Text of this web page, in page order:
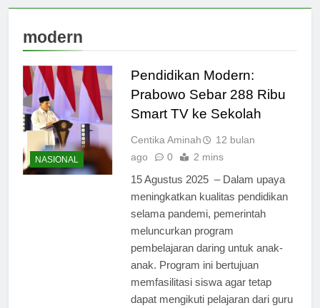
modern
NASIONAL
Pendidikan Modern:
Prabowo Sebar 288 Ribu
Smart TV ke Sekolah
Centika Aminah
12 bulan
ago
0 2 mins
15 Agustus 2025 – Dalam upaya
meningkatkan kualitas pendidikan
selama pandemi, pemerintah
meluncurkan program
pembelajaran daring untuk anak-
anak. Program ini bertujuan
memfasilitasi siswa agar tetap
dapat mengikuti pelajaran dari guru